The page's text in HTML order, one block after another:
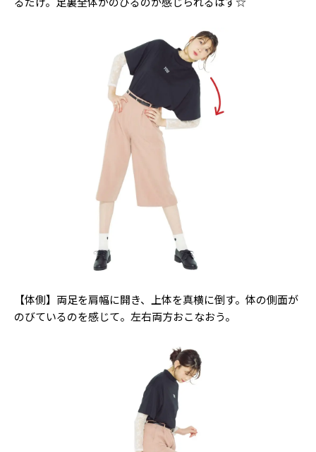
【体側】両足を肩幅に開き、上体を真横に倒す。体の側面が
のびているのを感じて。左右両方おこなおう。